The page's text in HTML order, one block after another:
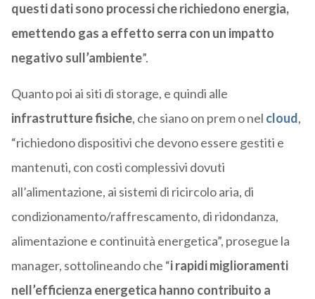
questi dati sono processi che richiedono energia,
emettendo gas a effetto serra con un impatto
negativo sull’ambiente”.
Quanto poi ai siti di storage, e quindi alle
infrastrutture fisiche, che siano on prem o nel cloud,
“richiedono dispositivi che devono essere gestiti e
mantenuti, con costi complessivi dovuti
all’alimentazione, ai sistemi di ricircolo aria, di
condizionamento/raffrescamento, di ridondanza,
alimentazione e continuità energetica”, prosegue la
manager, sottolineando che “i rapidi miglioramenti
nell’efficienza energetica hanno contribuito a